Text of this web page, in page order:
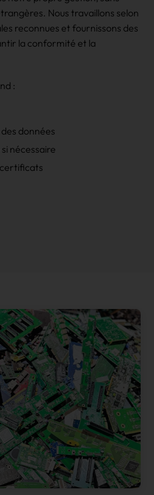
Nous travaillons selon
reconnues et fournissons des
la conformité et la
:
données
nécessaire